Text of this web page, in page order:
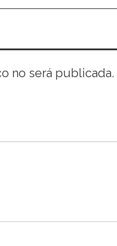
no será publicada.